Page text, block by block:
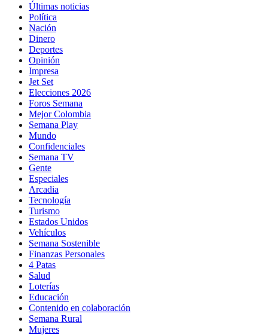
Últimas noticias
Política
Nación
Dinero
Deportes
Opinión
Impresa
Jet Set
Elecciones 2026
Foros Semana
Mejor Colombia
Semana Play
Mundo
Confidenciales
Semana TV
Gente
Especiales
Arcadia
Tecnología
Turismo
Estados Unidos
Vehículos
Semana Sostenible
Finanzas Personales
4 Patas
Salud
Loterías
Educación
Contenido en colaboración
Semana Rural
Mujeres